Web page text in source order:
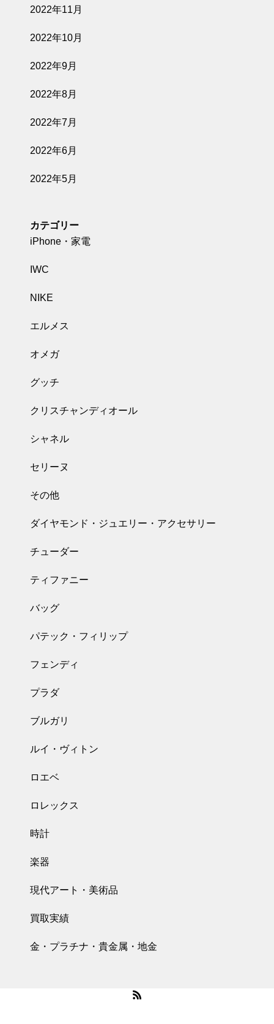
2022年11月
2022年10月
2022年9月
2022年8月
2022年7月
2022年6月
2022年5月
カテゴリー
iPhone・家電
IWC
NIKE
エルメス
オメガ
グッチ
クリスチャンディオール
シャネル
セリーヌ
その他
ダイヤモンド・ジュエリー・アクセサリー
チューダー
ティファニー
バッグ
パテック・フィリップ
フェンディ
プラダ
ブルガリ
ルイ・ヴィトン
ロエベ
ロレックス
時計
楽器
現代アート・美術品
買取実績
金・プラチナ・貴金属・地金